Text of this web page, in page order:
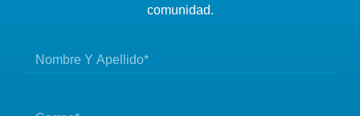
comunidad.